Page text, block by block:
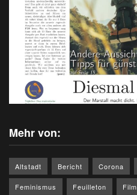
Mehr von:
Altstadt Bericht Corona
Feminismus Feuilleton Film